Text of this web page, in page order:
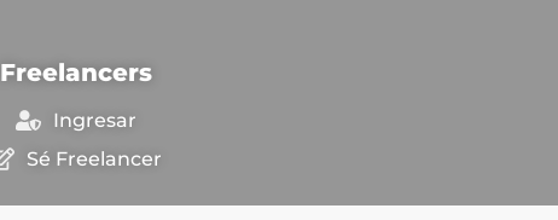
Freelancers
Ingresar
Sé Freelancer